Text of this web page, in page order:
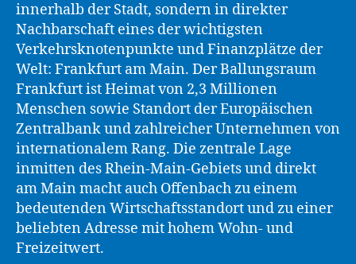
innerhalb der Stadt, sondern in direkter
Nachbarschaft eines der wichtigsten
Verkehrsknotenpunkte und Finanzplätze der
Welt: Frankfurt am Main. Der Ballungsraum
Frankfurt ist Heimat von 2,3 Millionen
Menschen sowie Standort der Europäischen
Zentralbank und zahlreicher Unternehmen von
internationalem Rang. Die zentrale Lage
inmitten des Rhein-Main-Gebiets und direkt
am Main macht auch Offenbach zu einem
bedeutenden Wirtschaftsstandort und zu einer
beliebten Adresse mit hohem Wohn- und
Freizeitwert.